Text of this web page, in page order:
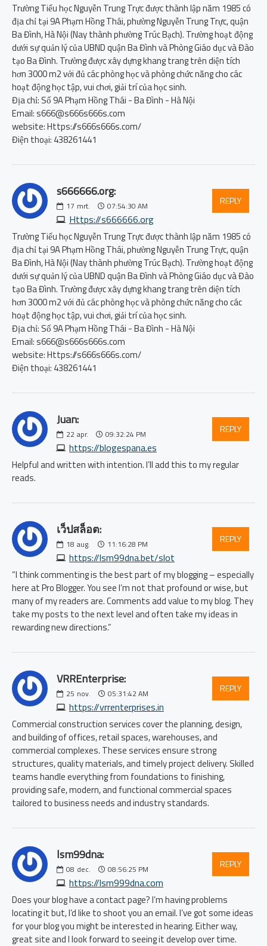
Trường Tiểu học Nguyễn Trung Trực được thành lập năm 1985 có
địa chỉ tại 9A Phạm Hồng Thái, phường Nguyễn Trung Trực, quận
Ba Đình, Hà Nội (Nay thành phường Trúc Bạch). Trường hoạt động
dưới sự quản lý của UBND quận Ba Đình và Phòng Giáo dục và Đào
tạo Ba Đình. Trường được xây dựng khang trang trên diện tích
hơn 3000 m2 với đủ các phòng học và phòng chức năng cho các
hoạt động học tập, vui chơi, giải trí của học sinh.
Địa chỉ: Số 9A Phạm Hồng Thái - Ba Đình - Hà Nội
Email: s666@s666s666s.com
website: Https://s666s666s.com/
Điện thoại: 438261441
s666666.org:
17 mrt. 07:54:30 AM
Https://s666666.org
REPLY
Trường Tiểu học Nguyễn Trung Trực được thành lập năm 1985 có
địa chỉ tại 9A Phạm Hồng Thái, phường Nguyễn Trung Trực, quận
Ba Đình, Hà Nội (Nay thành phường Trúc Bạch). Trường hoạt động
dưới sự quản lý của UBND quận Ba Đình và Phòng Giáo dục và Đào
tạo Ba Đình. Trường được xây dựng khang trang trên diện tích
hơn 3000 m2 với đủ các phòng học và phòng chức năng cho các
hoạt động học tập, vui chơi, giải trí của học sinh.
Địa chỉ: Số 9A Phạm Hồng Thái - Ba Đình - Hà Nội
Email: s666@s666s666s.com
website: Https://s666s666s.com/
Điện thoại: 438261441
Juan:
22 apr. 09:32:24 PM
https://blogespana.es
REPLY
Helpful and written with intention. I’ll add this to my regular
reads.
เว็ปสล็อต:
18 aug. 11:16:28 PM
https://lsm99dna.bet/slot
REPLY
“I think commenting is the best part of my blogging – especially
here at Pro Blogger. You see I’m not that profound or wise, but
many of my readers are. Comments add value to my blog. They
take my posts to the next level and often take my ideas in
rewarding new directions.”
VRREnterprise:
25 nov. 05:31:42 AM
https://vrrenterprises.in
REPLY
Commercial construction services cover the planning, design,
and building of offices, retail spaces, warehouses, and
commercial complexes. These services ensure strong
structures, quality materials, and timely project delivery. Skilled
teams handle everything from foundations to finishing,
providing safe, modern, and functional commercial spaces
tailored to business needs and industry standards.
lsm99dna:
08 dec. 08:56:25 PM
https://lsm999dna.com
REPLY
Does your blog have a contact page? I’m having problems
locating it but, I’d like to shoot you an email. I’ve got some ideas
for your blog you might be interested in hearing. Either way,
great site and I look forward to seeing it develop over time.